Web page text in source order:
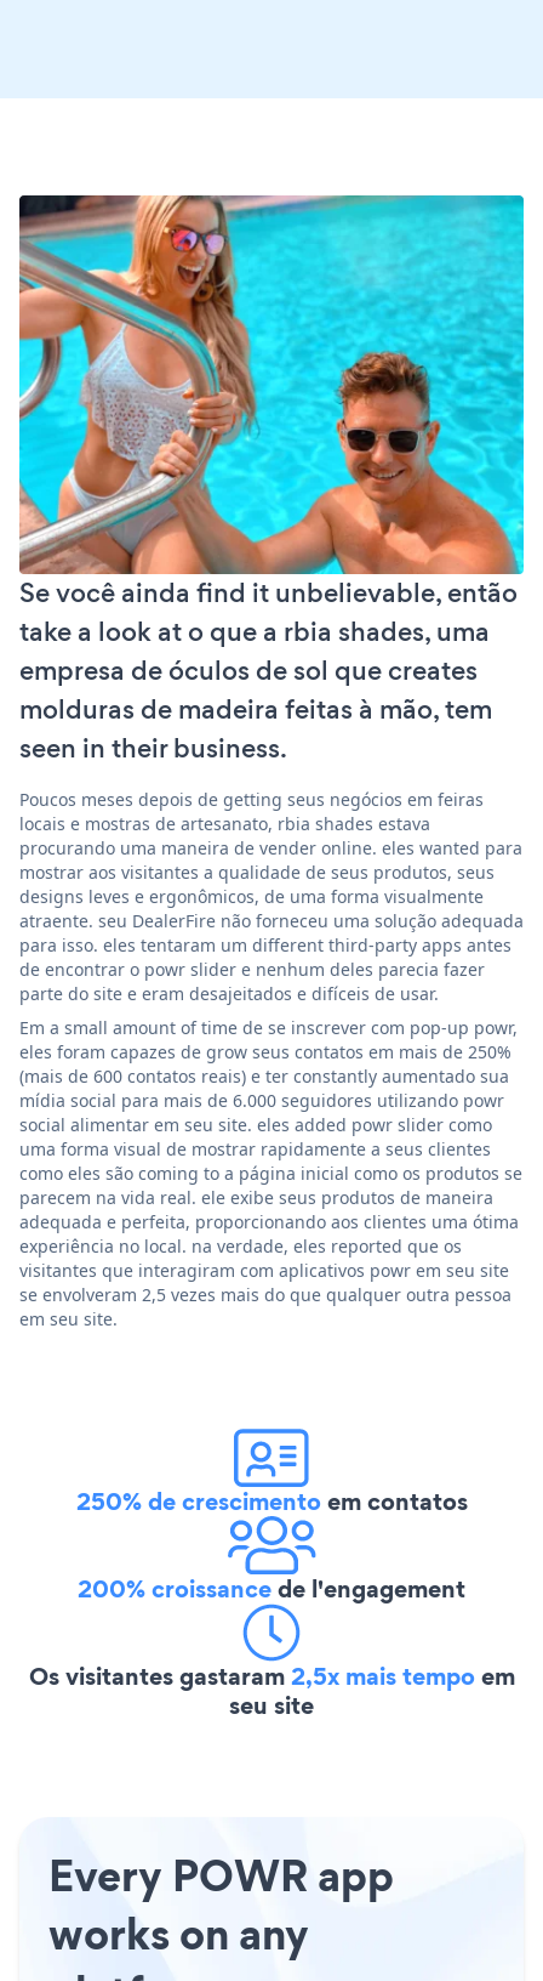
Se você ainda find it unbelievable, então
take a look at o que a rbia shades, uma
empresa de óculos de sol que creates
molduras de madeira feitas à mão, tem
seen in their business.
Poucos meses depois de getting seus negócios em feiras
locais e mostras de artesanato, rbia shades estava
procurando uma maneira de vender online. eles wanted para
mostrar aos visitantes a qualidade de seus produtos, seus
designs leves e ergonômicos, de uma forma visualmente
atraente. seu DealerFire não forneceu uma solução adequada
para isso. eles tentaram um different third-party apps antes
de encontrar o powr slider e nenhum deles parecia fazer
parte do site e eram desajeitados e difíceis de usar.
Em a small amount of time de se inscrever com pop-up powr,
eles foram capazes de grow seus contatos em mais de 250%
(mais de 600 contatos reais) e ter constantly aumentado sua
mídia social para mais de 6.000 seguidores utilizando powr
social alimentar em seu site. eles added powr slider como
uma forma visual de mostrar rapidamente a seus clientes
como eles são coming to a página inicial como os produtos se
parecem na vida real. ele exibe seus produtos de maneira
adequada e perfeita, proporcionando aos clientes uma ótima
experiência no local. na verdade, eles reported que os
visitantes que interagiram com aplicativos powr em seu site
se envolveram 2,5 vezes mais do que qualquer outra pessoa
em seu site.
250% de crescimentoem contatos
200% croissancede l'engagement
Os visitantes gastaram2,5x mais tempoem
seu site
Every POWR app
works on any